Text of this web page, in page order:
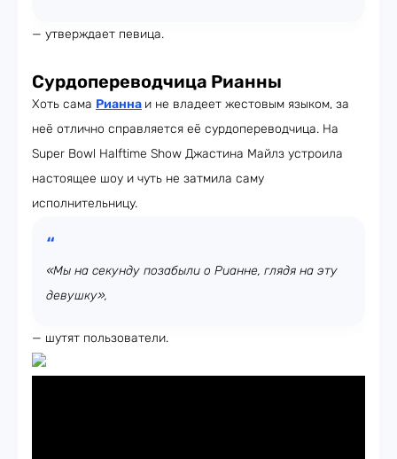
— утверждает певица.
Сурдопереводчица Рианны
Хоть сама Рианна и не владеет жестовым языком, за
неё отлично справляется её сурдопереводчица. На
Super Bowl Halftime Show Джастина Майлз устроила
настоящее шоу и чуть не затмила саму
исполнительницу.
«Мы на секунду позабыли о Рианне, глядя на эту
девушку»,
— шутят пользователи.